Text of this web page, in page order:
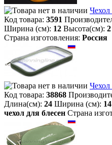
Чехол
Код товара: 3591
Ширина (см): 12 Высота(см): 2
Страна изготовления: Россия
Чехол
Код товара: 38868
Длина(см): 24 Ширина (см): 14
чехол для блесен Страна